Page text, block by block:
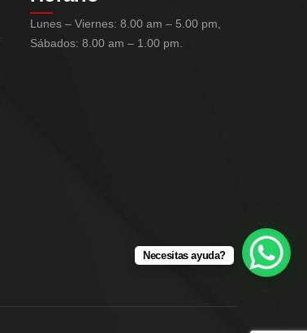
Lunes – Viernes: 8.00 am – 5.00 pm,
Sábados: 8.00 am – 1.00 pm.
Necesitas ayuda?